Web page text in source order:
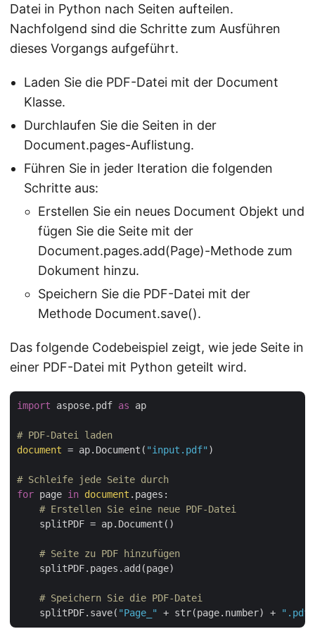
Datei in Python nach Seiten aufteilen.
Nachfolgend sind die Schritte zum Ausführen
dieses Vorgangs aufgeführt.
Laden Sie die PDF-Datei mit der Document
Klasse.
Durchlaufen Sie die Seiten in der
Document.pages-Auflistung.
Führen Sie in jeder Iteration die folgenden
Schritte aus:
Erstellen Sie ein neues Document Objekt und
fügen Sie die Seite mit der
Document.pages.add(Page)-Methode zum
Dokument hinzu.
Speichern Sie die PDF-Datei mit der
Methode Document.save().
Das folgende Codebeispiel zeigt, wie jede Seite in
einer PDF-Datei mit Python geteilt wird.
import aspose.pdf as ap
# PDF-Datei laden
document = ap.Document( "input.pdf" )
# Schleife jede Seite durch
for page in document .pages:
# Erstellen Sie eine neue PDF-Datei
    splitPDF = ap.Document()
# Seite zu PDF hinzufügen
    splitPDF.pages.add(page)
# Speichern Sie die PDF-Datei
    splitPDF.save(
"Page_" + str(page.number) + ".pdf"